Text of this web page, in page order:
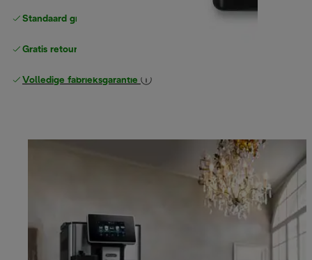
Standaard gratis verzending
Gratis retourneren
Volledige fabrieksgarantie